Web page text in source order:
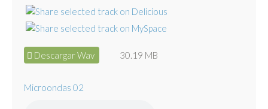
Descargar Wav 30.19 MB
Microondas 02